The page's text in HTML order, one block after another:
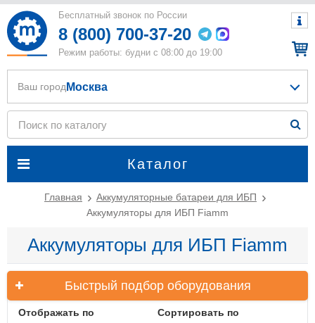
Бесплатный звонок по России
8 (800) 700-37-20
Режим работы: будни с 08:00 до 19:00
Каталог
Ваш город Москва
Главная
Аккумуляторные батареи для ИБП
Аккумуляторы для ИБП Fiamm
Аккумуляторы для ИБП Fiamm
Быстрый подбор оборудования
Отображать по
Сортировать по